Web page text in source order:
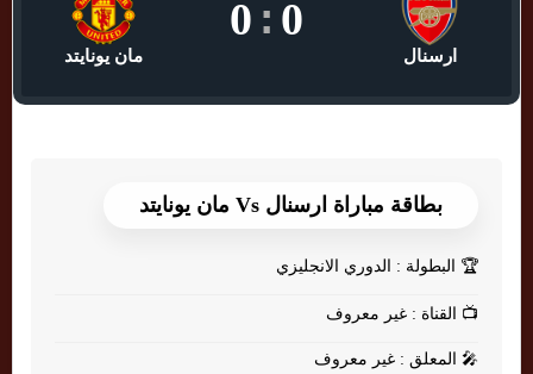
ارسنال
0
:
0
مان يونايتد
بطاقة مباراة ارسنال Vs مان يونايتد
🏆 البطولة : الدوري الانجليزي
📺 القناة : غير معروف
🎤 المعلق : غير معروف